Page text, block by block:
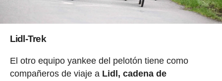
Lidl-Trek
El otro equipo yankee del pelotón tiene como
compañeros de viaje a Lidl, cadena de